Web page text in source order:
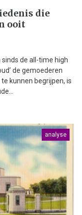
die
ooit
de all-time high
de gemoederen
kunnen begrijpen, is
analyse